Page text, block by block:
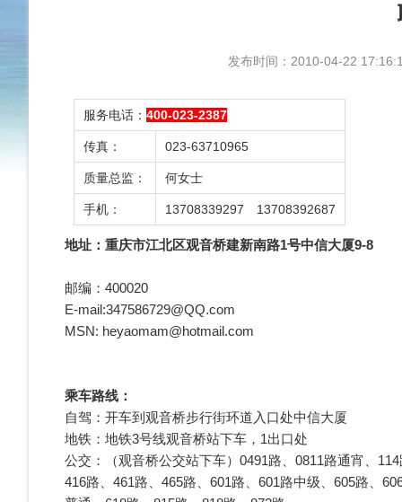
发布时间：2010-04-22
服务电话： 400-023-2387
传真： 023-63710965
质量总监： 何女士
手机： 13708339297 13708392687
地址：重庆市江北区观音桥建新南路1号中信大厦9-8
邮编：400020
E-mail:347586729@QQ.com
MSN: heyaomam@hotmail.com
乘车路线：
自驾：开车到观音桥步行街环道入口处中信大厦
地铁：地铁3号线观音桥站下车，1出口处
公交：（观音桥公交站下车）0491路、0811路通宵、
416路、461路、465路、601路、601路中级、605路、